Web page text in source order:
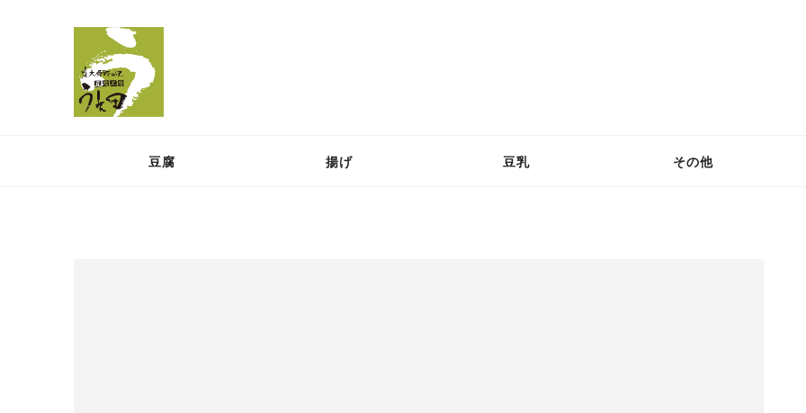
豆腐 揚げ 豆乳 その他